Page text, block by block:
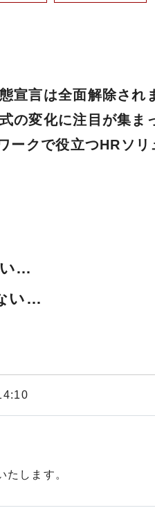
宣言は全面解除され
の変化に注目が集ま
ークで役立つHRソ
い…
い…
します。